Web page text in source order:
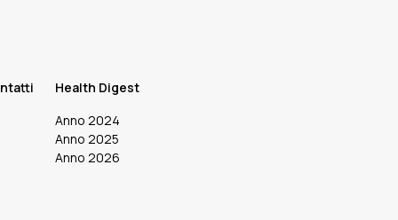
Health Digest
Anno 2024
Anno 2025
Anno 2026